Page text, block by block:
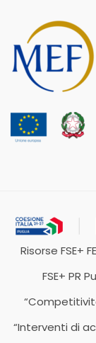
Risorse FSE+
FSE+ PR
“Interventi di